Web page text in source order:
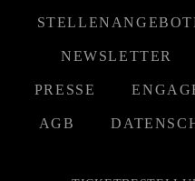
NEWSLETTER
PRESSE
AGB